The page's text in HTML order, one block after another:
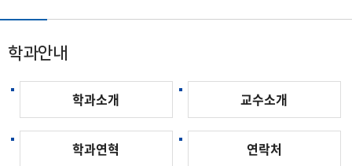
학과안내
학과소개 교수소개
학과연혁 연락처